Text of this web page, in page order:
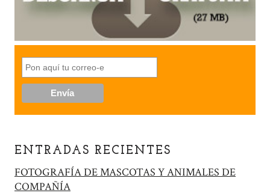
ENTRADAS RECIENTES
FOTOGRAFÍA DE MASCOTAS Y ANIMALES DE
COMPAÑÍA